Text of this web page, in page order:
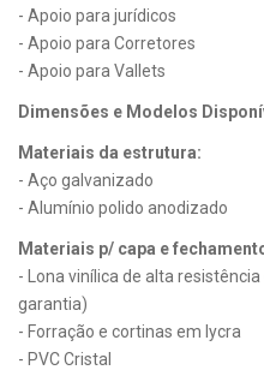
- Apoio para jurídicos
- Apoio para Corretores
- Apoio para Vallets
Dimensões e Modelos
Materiais da estrutura:
- Aço galvanizado
- Alumínio polido anodizado
Materiais p/ capa e
- Lona vinílica de alta
garantia)
- Forração e cortinas em lycra
- PVC Cristal